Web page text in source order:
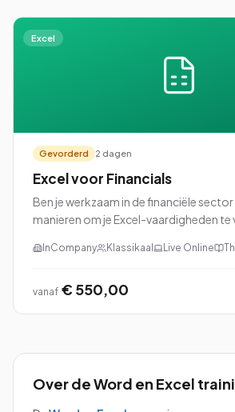
Excel
Gevorderd 2 dagen
Excel voor Financials
Ben je werkzaam in de financiële
manieren om je Excel-vaardigheden te
hebt!InCompany Klassikaal Live Online
vanaf € 550,00
Over deWord en Excel